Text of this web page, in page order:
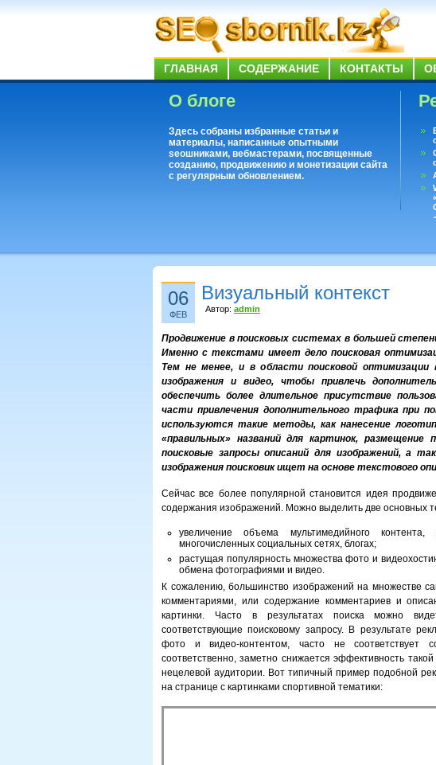
ГЛАВНАЯ СОДЕРЖАНИЕ КОНТАКТЫ
О блоге
Здесь собраны избранные статьи и
материалы, написанные опытными
seoшниками, вебмастерами, посвященные
созданию, продвижению и монетизации сайта
с регулярным обновлением.
06
ФЕВ
Визуальный контекст
Автор: admin
Продвижение в поисковых системах в большей
Именно с текстами имеет дело поисковая
Тем не менее, и в области поисковой оптимизации
изображения и видео, чтобы привлечь
обеспечить более длительное присутствие
части привлечения дополнительного трафика при
используются такие методы, как нанесение
«правильных» названий для картинок, размещение
поисковые запросы описаний для изображений, а
изображения поисковик ищет на основе текстового
Сейчас все более популярной становится идея
содержания изображений. Можно выделить две основных
увеличение объема мультимедийного контента,
многочисленных социальных сетях, блогах;
растущая популярность множества фото и
обмена фотографиями и видео.
К сожалению, большинство изображений на множестве
комментариями, или содержание комментариев и
картинки. Часто в результатах поиска можно
соответствующие поисковому запросу. В результате
фото и видео-контентом, часто не соответствует
соответственно, заметно снижается эффективность
нецелевой аудитории. Вот типичный пример подобной
на странице с картинками спортивной тематики: